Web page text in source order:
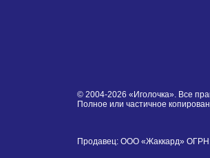
© 2004-2026 «Иголочка». Все
Полное или частичное
Продавец: ООО «Жаккард» ОГРН: